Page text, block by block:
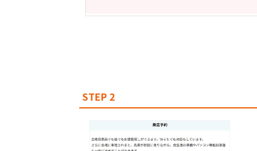
STEP 2